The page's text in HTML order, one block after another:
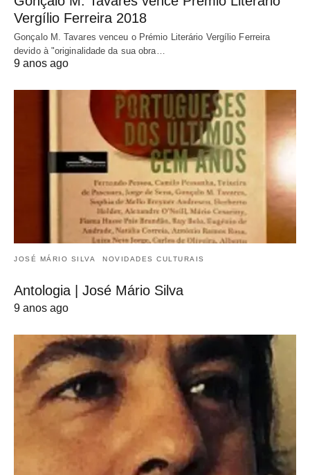
Vergílio Ferreira 2018
Gonçalo M. Tavares venceu o Prémio Literário Vergílio Ferreira
devido à "originalidade da sua obra…
9 anos ago
JOSÉ MÁRIO SILVA NOVIDADES CULTURAIS
Antologia | José Mário Silva
9 anos ago